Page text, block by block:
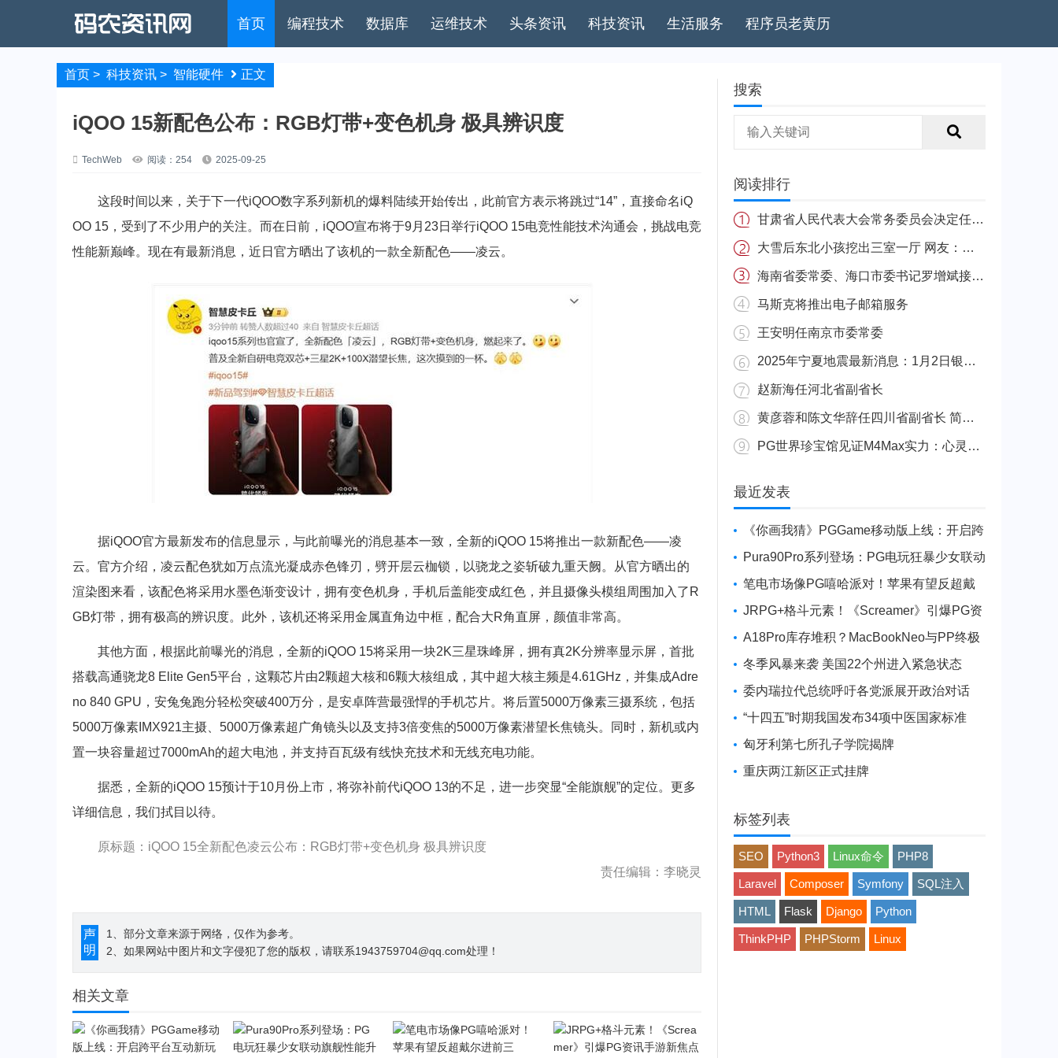
首页 编程技术 数据库 运维技术 头条资讯 科技资讯 生活服务 程序员老黄历
首页 > 科技资讯 > 智能硬件 正文
iQOO 15新配色公布：RGB灯带+变色机身 极具辨识度
TechWeb 阅读：254 2025-09-25
这段时间以来，关于下一代iQOO数字系列新机的爆料陆续开始传出，此前官方表示将跳过“14”，直接命名iQ
OO 15，受到了不少用户的关注。而在日前，iQOO宣布将于9月23日举行iQOO 15电竞性能技术沟通会，挑战电竞
性能新巅峰。现在有最新消息，近日官方晒出了该机的一款全新配色——凌云。
据iQOO官方最新发布的信息显示，与此前曝光的消息基本一致，全新的iQOO 15将推出一款新配色——凌
云。官方介绍，凌云配色犹如万点流光凝成赤色锋刃，劈开层云枷锁，以骁龙之姿斩破九重天阙。从官方晒出的
渲染图来看，该配色将采用水墨色渐变设计，拥有变色机身，手机后盖能变成红色，并且摄像头模组周围加入了R
GB灯带，拥有极高的辨识度。此外，该机还将采用金属直角边中框，配合大R角直屏，颜值非常高。
其他方面，根据此前曝光的消息，全新的iQOO 15将采用一块2K三星珠峰屏，拥有真2K分辨率显示屏，首批
搭载高通骁龙8 Elite Gen5平台，这颗芯片由2颗超大核和6颗大核组成，其中超大核主频是4.61GHz，并集成Adre
no 840 GPU，安兔兔跑分轻松突破400万分，是安卓阵营最强悍的手机芯片。将后置5000万像素三摄系统，包括
5000万像素IMX921主摄、5000万像素超广角镜头以及支持3倍变焦的5000万像素潜望长焦镜头。同时，新机或内
置一块容量超过7000mAh的超大电池，并支持百瓦级有线快充技术和无线充电功能。
据悉，全新的iQOO 15预计于10月份上市，将弥补前代iQOO 13的不足，进一步突显“全能旗舰”的定位。更多
详细信息，我们拭目以待。
原标题：iQOO 15全新配色凌云公布：RGB灯带+变色机身 极具辨识度
责任编辑：李晓灵
声
明
1、部分文章来源于网络，仅作为参考。
2、如果网站中图片和文字侵犯了您的版权，请联系1943759704@qq.com处理！
相关文章
搜索
阅读排行
甘肃省人民代表大会常务委员会决定任免名单
大雪后东北小孩挖出三室一厅 网友：南方的娃很羡慕
海南省委常委、海口市委书记罗增斌接受中央纪委国家监委纪律审查和监察调查
马斯克将推出电子邮箱服务
王安明任南京市委常委
2025年宁夏地震最新消息：1月2日银川发生4.8级地震
赵新海任河北省副省长
黄彦蓉和陈文华辞任四川省副省长 简历资料照片
PG世界珍宝馆见证M4Max实力：心灵杀手2竟轻松跑出80FPS！
最近发表
《你画我猜》PGGame移动版上线：开启跨
平台互动新玩法
Pura90Pro系列登场：PG电玩狂暴少女联动
旗舰性能升级
笔电市场像PG嘻哈派对！苹果有望反超戴
尔进前三
JRPG+格斗元素！《Screamer》引爆PG资
讯手游新焦点
A18Pro库存堆积？MacBookNeo与PP终极
火焰狂潮意外同框
冬季风暴来袭 美国22个州进入紧急状态
委内瑞拉代总统呼吁各党派展开政治对话
“十四五”时期我国发布34项中医国家标准
匈牙利第七所孔子学院揭牌
重庆两江新区正式挂牌
标签列表
SEO Python3 Linux命令 PHP8
Laravel Composer Symfony SQL注入
HTML Flask Django Python
ThinkPHP PHPStorm Linux